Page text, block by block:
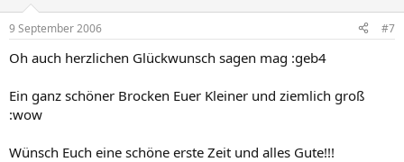
9 September 2006 #7
Oh auch herzlichen Glückwunsch sagen mag :geb4
Ein ganz schöner Brocken Euer Kleiner und ziemlich groß
:wow
Wünsch Euch eine schöne erste Zeit und alles Gute!!!